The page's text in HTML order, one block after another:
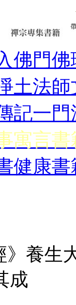
佛門佛
土法師
記一門
寓言書
健康書
》養生
成